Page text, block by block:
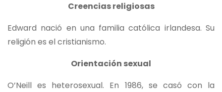
Creencias religiosas
Edward nació en una familia católica irlandesa. Su
religión es el cristianismo.
Orientación sexual
O’Neill es heterosexual. En 1986, se casó con la